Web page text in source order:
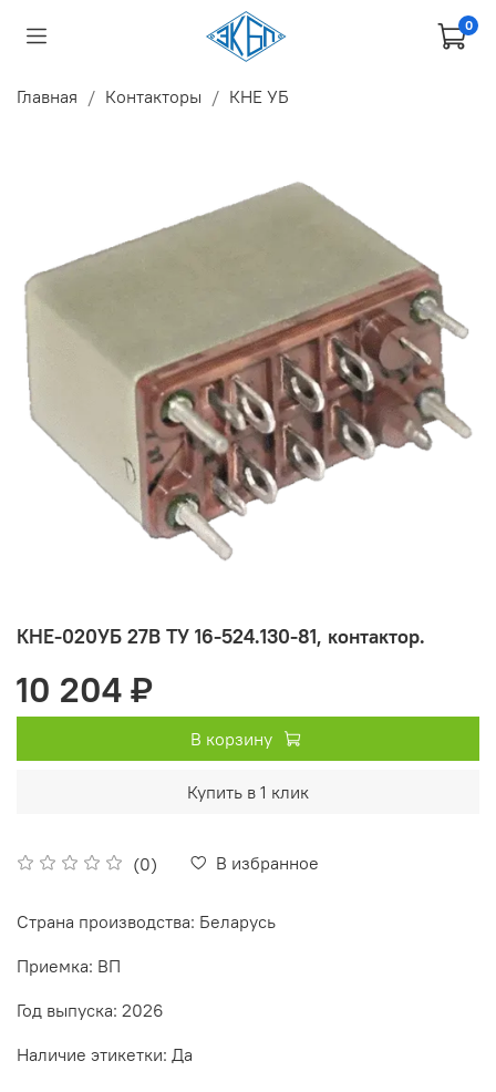
0
Главная Контакторы КНЕ УБ
КНЕ-020УБ 27В ТУ 16-524.130-81, контактор.
(0) В избранное
10 204 ₽
В корзину
Купить в 1 клик
Страна производства: Беларусь
Приемка: ВП
Год выпуска: 2026
Наличие этикетки: Да